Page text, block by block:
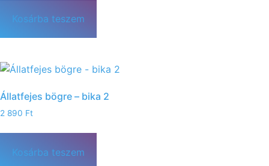
Kosárba teszem
Állatfejes bögre – bika 2
2 890 Ft
Kosárba teszem